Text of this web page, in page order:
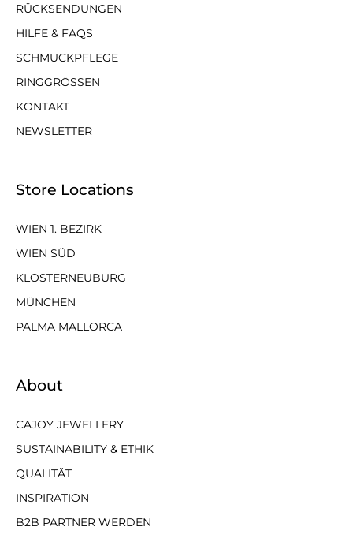
RÜCKSENDUNGEN
HILFE & FAQS
SCHMUCKPFLEGE
RINGGRÖSSEN
KONTAKT
NEWSLETTER
Store Locations
WIEN 1. BEZIRK
WIEN SÜD
KLOSTERNEUBURG
MÜNCHEN
PALMA MALLORCA
About
CAJOY JEWELLERY
SUSTAINABILITY & ETHIK
QUALITÄT
INSPIRATION
B2B PARTNER WERDEN